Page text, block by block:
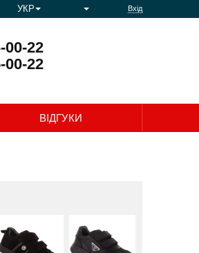
Вхід
УКР
00-22
00-22
ВІДГУКИ